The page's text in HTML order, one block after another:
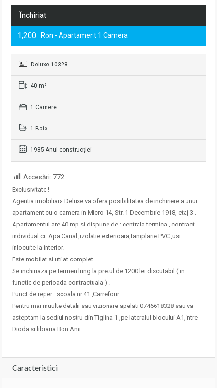
Închiriat
1,200 Ron - Apartament 1 Camera
Deluxe-10328
40 m²
1 Camere
1 Baie
1985 Anul construcției
Accesări: 772
Exclusivitate !
Agentia imobiliara Deluxe va ofera posibilitatea de inchiriere a unui
apartament cu o camera in Micro 14, Str. 1 Decembrie 1918, etaj 3 .
Apartamentul are 40 mp si dispune de : centrala termica , contract
individual cu Apa Canal ,izolatie exterioara,tamplarie PVC ,usi
inlocuite la interior.
Este mobilat si utilat complet.
Se inchiriaza pe termen lung la pretul de 1200 lei discutabil ( in
functie de perioada contractuala ) .
Punct de reper : scoala nr.41 ,Carrefour.
Pentru mai muulte detalii sau vizionare apelati 0746618328 sau va
asteptam la sediul nostru din Tiglina 1 ,pe lateralul blocului A1,intre
Dioda si libraria Bon Ami.
Caracteristici